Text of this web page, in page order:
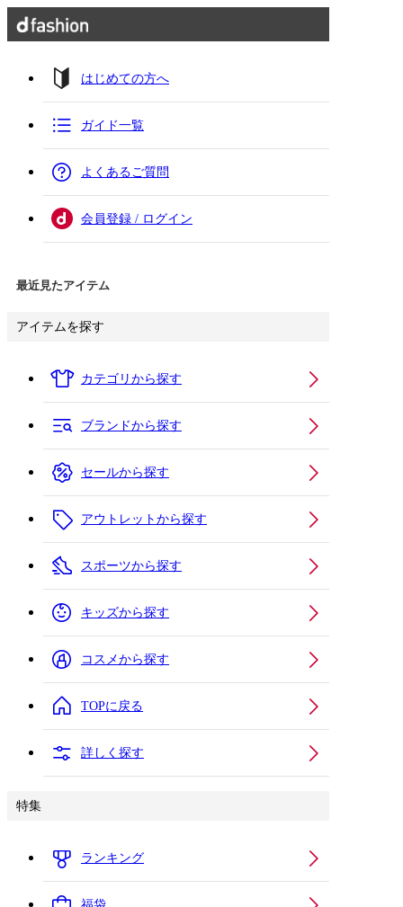
はじめての方へ
ガイド一覧
よくあるご質問
会員登録 / ログイン
最近見たアイテム
アイテムを探す
カテゴリから探す
ブランドから探す
セールから探す
アウトレットから探す
スポーツから探す
キッズから探す
コスメから探す
TOPに戻る
詳しく探す
特集
ランキング